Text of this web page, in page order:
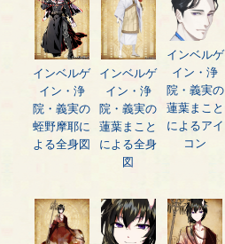
インベルゲ
イン・浄
院・義実の
蛭野摩耶に
よる全身図
インベルゲ
イン・浄
院・義実の
蓮葉まこと
による全身
図
インベルゲ
イン・浄
院・義実の
蓮葉まこと
によるアイ
コン